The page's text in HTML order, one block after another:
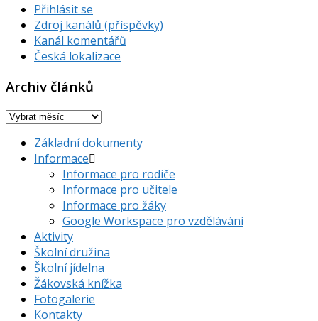
Přihlásit se
Zdroj kanálů (příspěvky)
Kanál komentářů
Česká lokalizace
Archiv článků
Archiv
Základní dokumenty
Informace
Informace pro rodiče
Informace pro učitele
Informace pro žáky
Google Workspace pro vzdělávání
Aktivity
Školní družina
Školní jídelna
Žákovská knížka
Fotogalerie
Kontakty